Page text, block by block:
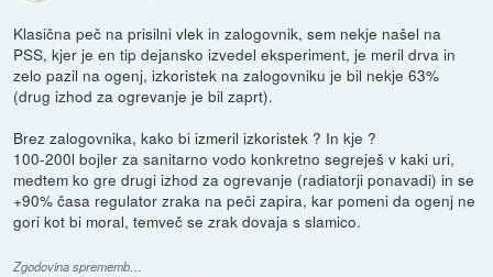
Klasična peč na prisilni vlek in zalogovnik, sem nekje našel na
PSS, kjer je en tip dejansko izvedel eksperiment, je meril drva in
zelo pazil na ogenj, izkoristek na zalogovniku je bil nekje 63%
(drug izhod za ogrevanje je bil zaprt).
Brez zalogovnika, kako bi izmeril izkoristek ? In kje ?
100-200l bojler za sanitarno vodo konkretno segreješ v kaki uri,
medtem ko gre drugi izhod za ogrevanje (radiatorji ponavadi) in se
+90% časa regulator zraka na peči zapira, kar pomeni da ogenj ne
gori kot bi moral, temveč se zrak dovaja s slamico.
Zgodovina sprememb…